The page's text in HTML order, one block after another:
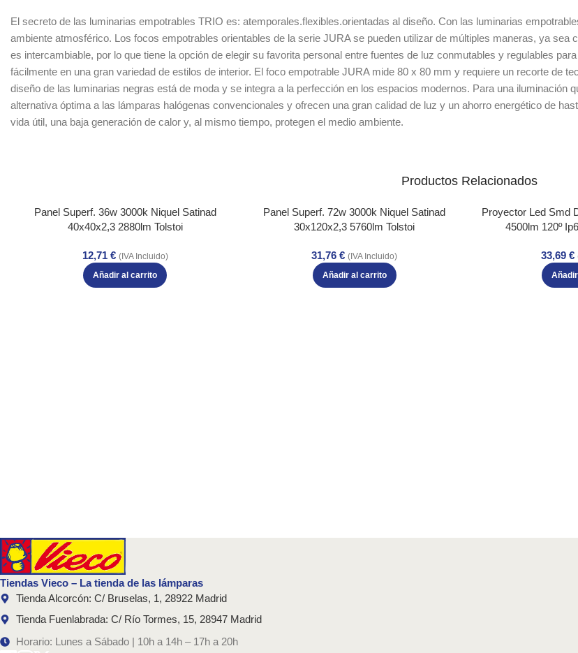
El secreto de las luminarias empotrables TRIO es: atemporales.flexibles.orientadas al diseño. Con las luminarias
ambiente atmosférico. Los focos empotrables orientables de la serie JURA se pueden utilizar de múltiples maneras, ya
es intercambiable, por lo que tiene la opción de elegir su favorita personal entre fuentes de luz conmutables y regulables
fácilmente en una gran variedad de estilos de interior. El foco empotrable JURA mide 80 x 80 mm y requiere un recorte de
diseño de las luminarias negras está de moda y se integra a la perfección en los espacios modernos. Para una iluminación
alternativa óptima a las lámparas halógenas convencionales y ofrecen una gran calidad de luz y un ahorro energético de
vida útil, una baja generación de calor y, al mismo tiempo, protegen el medio ambiente.
Productos Relacionados
Panel Superf. 36w 3000k Niquel Satinad
40x40x2,3 2880lm Tolstoi
12,71 € (IVA Incluido)
Añadir al carrito
Panel Superf. 72w 3000k Niquel Satinad
30x120x2,3 5760lm Tolstoi
31,76€ (IVA Incluido)
Añadir al carrito
Proyector Led Smd
4500lm 120º
33,69 €
Tiendas Vieco – La tienda de las lámparas
Tienda Alcorcón: C/ Bruselas, 1, 28922 Madrid
Tienda Fuenlabrada: C/ Río Tormes, 15, 28947 Madrid
Horario: Lunes a Sábado | 10h a 14h – 17h a 20h